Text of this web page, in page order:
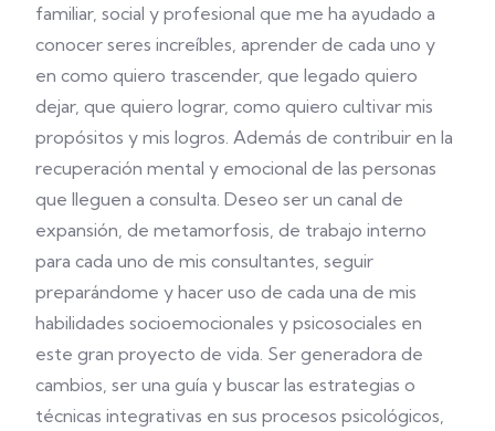
familiar, social y profesional que me ha ayudado a
conocer seres increíbles, aprender de cada uno y
en como quiero trascender, que legado quiero
dejar, que quiero lograr, como quiero cultivar mis
propósitos y mis logros. Además de contribuir en la
recuperación mental y emocional de las personas
que lleguen a consulta. Deseo ser un canal de
expansión, de metamorfosis, de trabajo interno
para cada uno de mis consultantes, seguir
preparándome y hacer uso de cada una de mis
habilidades socioemocionales y psicosociales en
este gran proyecto de vida. Ser generadora de
cambios, ser una guía y buscar las estrategias o
técnicas integrativas en sus procesos psicológicos,